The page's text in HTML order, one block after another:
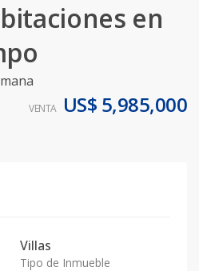
en
VENTA US$ 5,985,000
Villas
Tipo de Inmueble